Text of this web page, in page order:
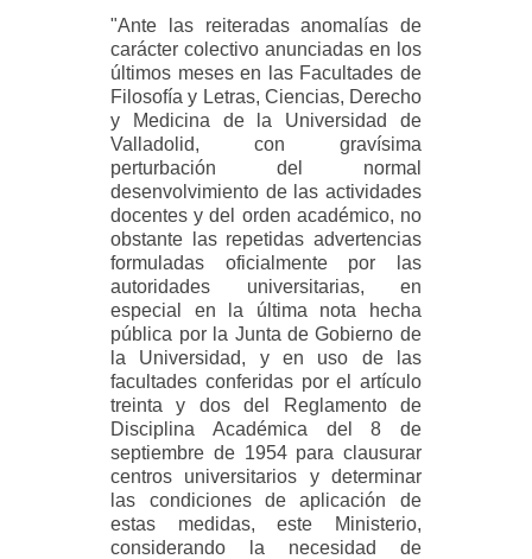
"Ante las reiteradas anomalías de
carácter colectivo anunciadas en los
últimos meses en las Facultades de
Filosofía y Letras, Ciencias, Derecho
y Medicina de la Universidad de
Valladolid, con gravísima
perturbación del normal
desenvolvimiento de las actividades
docentes y del orden académico, no
obstante las repetidas advertencias
formuladas oficialmente por las
autoridades universitarias, en
especial en la última nota hecha
pública por la Junta de Gobierno de
la Universidad, y en uso de las
facultades conferidas por el artículo
treinta y dos del Reglamento de
Disciplina Académica del 8 de
septiembre de 1954 para clausurar
centros universitarios y determinar
las condiciones de aplicación de
estas medidas, este Ministerio,
considerando la necesidad de